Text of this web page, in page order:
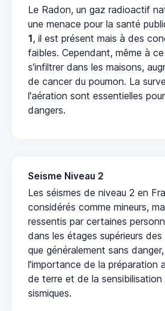
Le Radon, un gaz radioactif
une menace pour la santé
1, il est présent mais à des
faibles. Cependant, même à
s'infiltrer dans les maisons,
de cancer du poumon. La
l'aération sont essentielles
dangers.
Seisme Niveau 2
Les séismes de niveau 2 en
considérés comme mineurs,
ressentis par certaines
dans les étages supérieurs
que généralement sans
l'importance de la préparation
de terre et de la sensibilisation
sismiques.